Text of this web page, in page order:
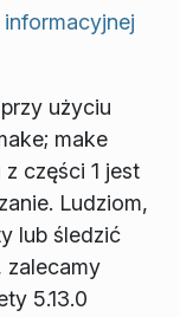
użyciu
make
części 1 jest
Ludziom,
lub śledzić
zalecamy
5.13.0